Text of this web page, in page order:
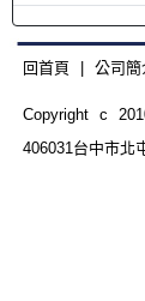
回首頁 公司簡
Copyright c
406031台中市北